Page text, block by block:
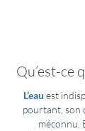
Qu’est-ce
L’eau est
pourtant, son
méconnu.